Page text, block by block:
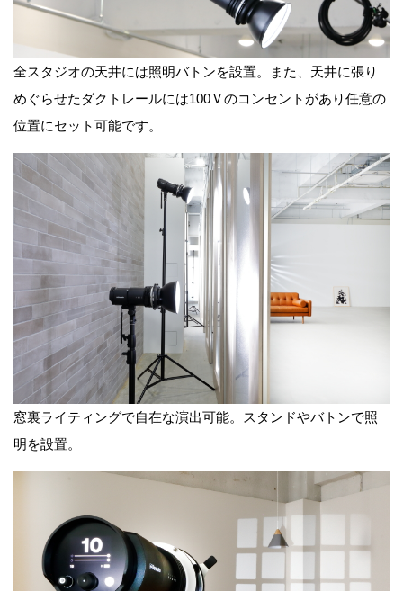
全スタジオの天井には照明バトンを設置。また、天井に張り
めぐらせたダクトレールには100Ｖのコンセントがあり任意の
位置にセット可能です。
窓裏ライティングで自在な演出可能。スタンドやバトンで照
明を設置。